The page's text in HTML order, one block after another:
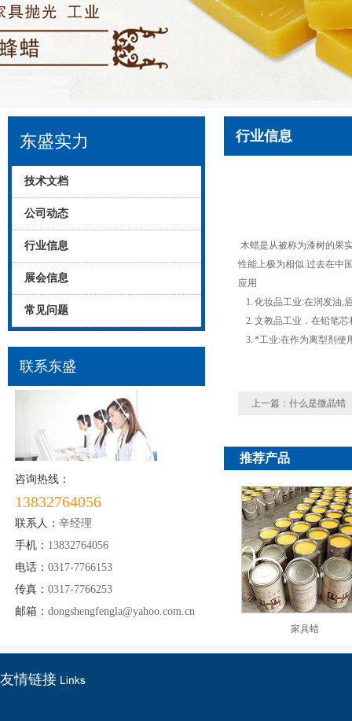
东盛实力
技术文档
公司动态
行业信息
展会信息
常见问题
联系东盛
咨询热线：
13832764056
联系人： 辛经理
手机： 13832764056
电话： 0317-7766153
传真： 0317-7766253
邮箱： dongshengfengla@yahoo.com.cn
行业信息
木蜡是从被称为漆树的果
性能上极为相似.过去在中
应用
1. 化妆品工业:在润发油,
2. 文教品工业．在铅笔
3. *工业:在作为离型剂使
上一篇：什么是微晶蜡
推荐产品
家具蜡
友情链接